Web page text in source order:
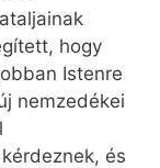
hogy
Istenre
nemzedékei
és